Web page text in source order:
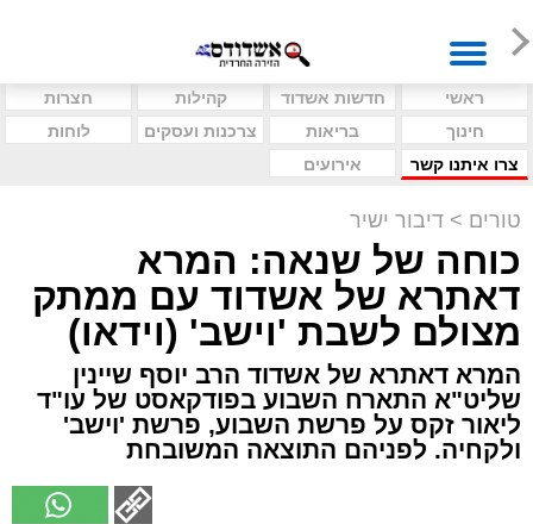
ראשי חדשות אשדוד קהילות
חצרות
חינוך
בריאות צרכנות ועסקים
לוחות
צרו איתנו קשר
אירועים
טורים > דיבור ישיר
כוחה של שנאה: המרא
דאתרא של אשדוד עם ממתק
מצולם לשבת 'וישב' (וידאו)
המרא דאתרא של אשדוד הרב יוסף שיינין
שליט"א התארח השבוע בפודקאסט של עו"ד
ליאור זקס על פרשת השבוע, פרשת 'וישב'
ולקחיה. לפניהם התוצאה המשובחת